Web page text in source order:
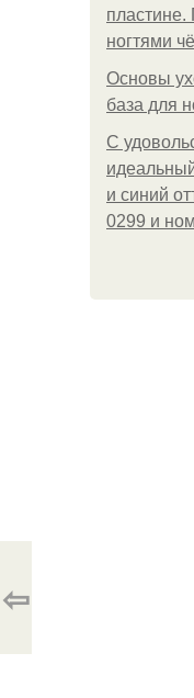
ногтями
Основы
база для
С
и синий
0299 и
⇦